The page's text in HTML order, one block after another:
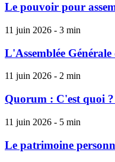
Le pouvoir pour
11 juin 2026 - 3 min
L'Assemblée
11 juin 2026 - 2 min
Quorum : C'est quoi
11 juin 2026 - 5 min
Le patrimoine